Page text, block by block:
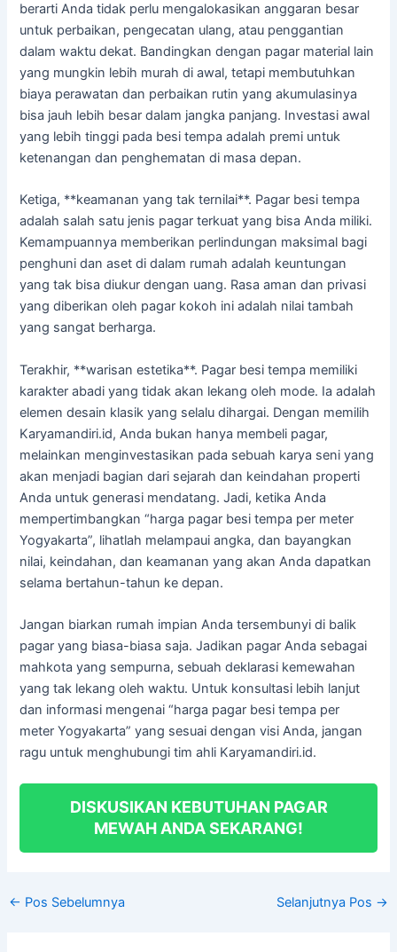
berarti Anda tidak perlu mengalokasikan anggaran besar
untuk perbaikan, pengecatan ulang, atau penggantian
dalam waktu dekat. Bandingkan dengan pagar material lain
yang mungkin lebih murah di awal, tetapi membutuhkan
biaya perawatan dan perbaikan rutin yang akumulasinya
bisa jauh lebih besar dalam jangka panjang. Investasi awal
yang lebih tinggi pada besi tempa adalah premi untuk
ketenangan dan penghematan di masa depan.
Ketiga, **keamanan yang tak ternilai**. Pagar besi tempa
adalah salah satu jenis pagar terkuat yang bisa Anda miliki.
Kemampuannya memberikan perlindungan maksimal bagi
penghuni dan aset di dalam rumah adalah keuntungan
yang tak bisa diukur dengan uang. Rasa aman dan privasi
yang diberikan oleh pagar kokoh ini adalah nilai tambah
yang sangat berharga.
Terakhir, **warisan estetika**. Pagar besi tempa memiliki
karakter abadi yang tidak akan lekang oleh mode. Ia adalah
elemen desain klasik yang selalu dihargai. Dengan memilih
Karyamandiri.id, Anda bukan hanya membeli pagar,
melainkan menginvestasikan pada sebuah karya seni yang
akan menjadi bagian dari sejarah dan keindahan properti
Anda untuk generasi mendatang. Jadi, ketika Anda
mempertimbangkan “harga pagar besi tempa per meter
Yogyakarta”, lihatlah melampaui angka, dan bayangkan
nilai, keindahan, dan keamanan yang akan Anda dapatkan
selama bertahun-tahun ke depan.
Jangan biarkan rumah impian Anda tersembunyi di balik
pagar yang biasa-biasa saja. Jadikan pagar Anda sebagai
mahkota yang sempurna, sebuah deklarasi kemewahan
yang tak lekang oleh waktu. Untuk konsultasi lebih lanjut
dan informasi mengenai “harga pagar besi tempa per
meter Yogyakarta” yang sesuai dengan visi Anda, jangan
ragu untuk menghubungi tim ahli Karyamandiri.id.
DISKUSIKAN KEBUTUHAN PAGAR
MEWAH ANDA SEKARANG!
← Pos Sebelumnya Selanjutnya Pos →